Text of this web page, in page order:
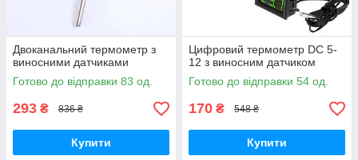
Двоканальний термометр з
виносними датчиками
Готово до відправки 83 од.
293 ₴ 836 ₴
Купити
Цифровий термометр DC 5-
12 з виносним датчиком
Готово до відправки 54 од.
170 ₴ 548 ₴
Купити